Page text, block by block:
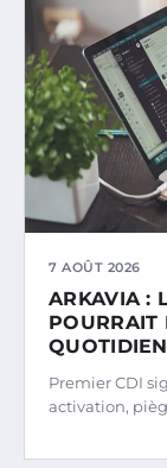
7 AOÛT 2026
ARKAVIA :
POURRAIT
Premier CDI
activation,